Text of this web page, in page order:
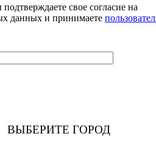
свое согласие на
данных и принимаете
ВЫБЕРИТЕ ГОРОД